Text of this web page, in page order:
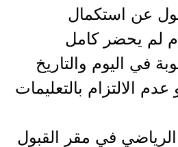
عن استكمال
لم يحضر كامل
في اليوم والتاريخ
الالتزام بالتعليمات
في مقر القبول